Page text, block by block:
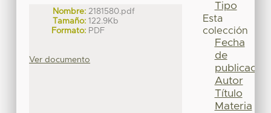
Nombre: 2181580.pdf
Tamaño: 122.9Kb
Formato: PDF
Ver documento
Tipo
Esta
colección
Fecha
de
publicación
Autor
Título
Materia